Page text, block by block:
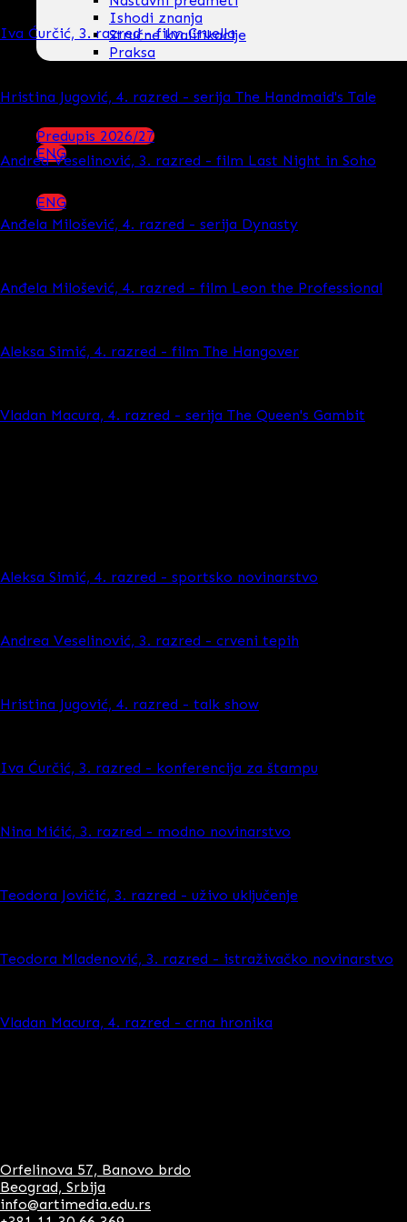
Ishodi znanja
Stručne kvalifikacije
Praksa
Blog
Predupis 2026/27
ENG
ENG
Iva Ćurčić, 3. razred - film Cruella
Hristina Jugović, 4. razred - serija The Handmaid's Tale
Andrea Veselinović, 3. razred - film Last Night in Soho
Anđela Milošević, 4. razred - serija Dynasty
Anđela Milošević, 4. razred - film Leon the Professional
Aleksa Simić, 4. razred - film The Hangover
Vladan Macura, 4. razred - serija The Queen's Gambit
Aleksa Simić, 4. razred - sportsko novinarstvo
Andrea Veselinović, 3. razred - crveni tepih
Hristina Jugović, 4. razred - talk show
Iva Ćurčić, 3. razred - konferencija za štampu
Nina Mićić, 3. razred - modno novinarstvo
Teodora Jovičić, 3. razred - uživo uključenje
Teodora Mladenović, 3. razred - istraživačko novinarstvo
Vladan Macura, 4. razred - crna hronika
Orfelinova 57, Banovo brdo
Beograd, Srbija
info@artimedia.edu.rs